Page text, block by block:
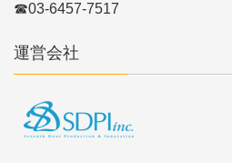
☎03-6457-7517
運営会社